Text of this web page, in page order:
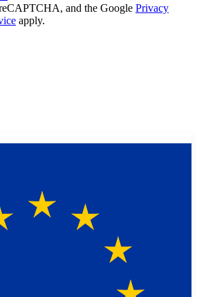
and the Google Privacy
apply.